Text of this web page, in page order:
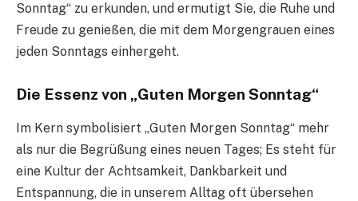
Sonntag“ zu erkunden, und ermutigt Sie, die Ruhe und
Freude zu genießen, die mit dem Morgengrauen eines
jeden Sonntags einhergeht.
Die Essenz von „Guten Morgen Sonntag“
Im Kern symbolisiert „Guten Morgen Sonntag“ mehr
als nur die Begrüßung eines neuen Tages; Es steht für
eine Kultur der Achtsamkeit, Dankbarkeit und
Entspannung, die in unserem Alltag oft übersehen